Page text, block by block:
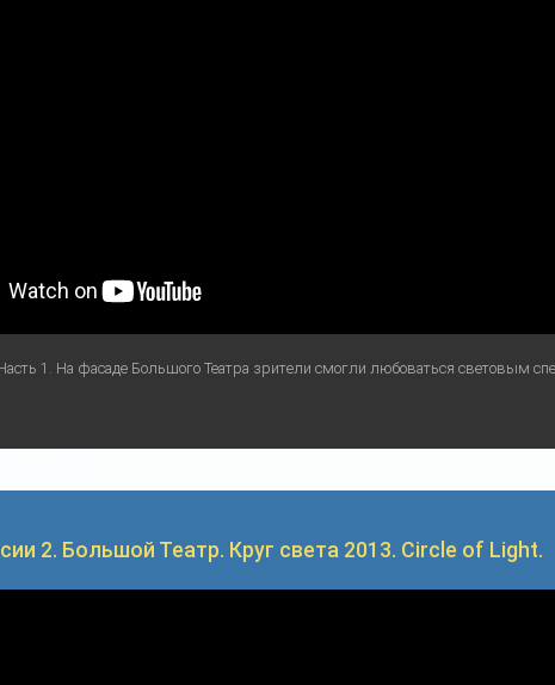
1. На фасаде Большого Театра зрители смогли любоваться световым
2. Большой Театр. Круг света 2013. Circle of Light.